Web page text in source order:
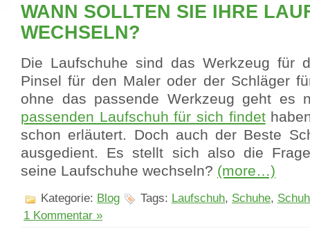
WANN SOLLTEN SIE IHRE
WECHSELN?
Die Laufschuhe sind das Werkzeug für
Pinsel für den Maler oder der Schläger
ohne das passende Werkzeug geht es
passenden Laufschuh für sich findet
schon erläutert. Doch auch der Beste
ausgedient. Es stellt sich also die
seine Laufschuhe wechseln? (more…)
Kategorie: Blog Tags: Laufschuh, Schuhe,
1 Kommentar »